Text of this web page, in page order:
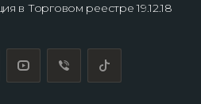
в Торговом реестре 19.12.18